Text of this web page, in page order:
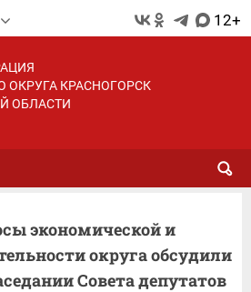
12+
ОКРУГА КРАСНОГОРСК
ОБЛАСТИ
экономической и
округа обсудили
Совета депутатов